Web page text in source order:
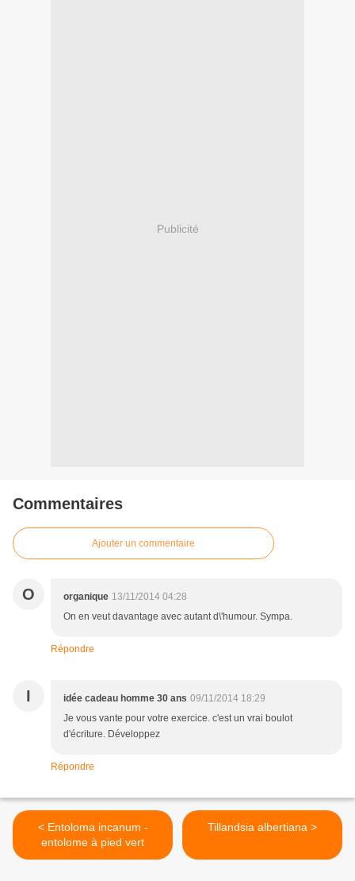
Publicité
Commentaires
Ajouter un commentaire
O organique 13/11/2014 04:28
On en veut davantage avec autant d\'humour. Sympa.
Répondre
I idée cadeau homme 30 ans 09/11/2014 18:29
Je vous vante pour votre exercice. c'est un vrai boulot
d'écriture. Développez
Répondre
< Entoloma incanum -
entolome à pied vert
Tillandsia albertiana >